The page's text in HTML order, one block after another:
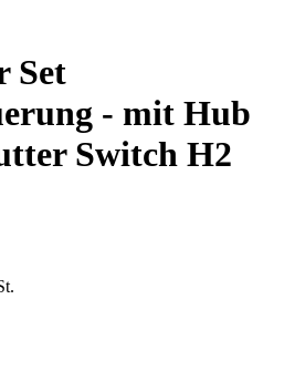
Set
- mit Hub
Switch H2